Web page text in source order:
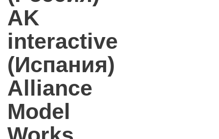
AK
interactive
(Испания)
Alliance
Model